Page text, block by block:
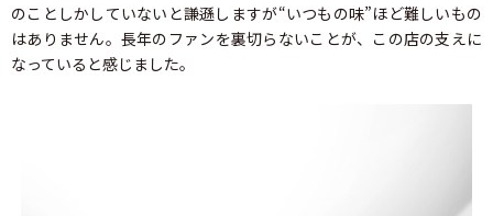
のことしかしていないと謙遜しますが“いつもの味”ほど難しいもの
はありません。長年のファンを裏切らないことが、この店の支えに
なっていると感じました。